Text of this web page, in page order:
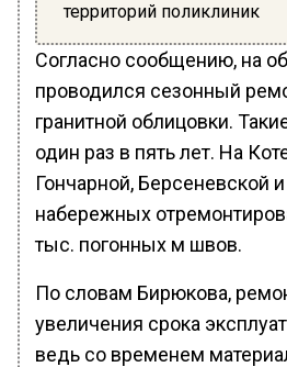
территорий поликлиник
Согласно сообщению, на
проводился сезонный
гранитной облицовки.
один раз в пять лет. На
Гончарной, Берсеневской
набережных
тыс. погонных м швов.
По словам Бирюкова,
увеличения срока
ведь со временем